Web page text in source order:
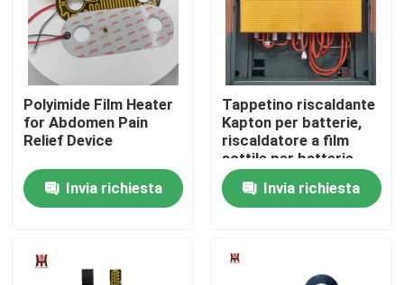
Giro della fabbrica
Controllo di qualità
Notizie
Richieda una citazione
Radiatore flessibile del film
Polyimide Film Heater
for Abdomen Pain
Relief Device
Invia richiesta
Tappetino riscaldante
Kapton per batterie,
riscaldatore a film
sottile per batterie,
soluzione di
riscaldamento
flessibile per batterie
Invia richiesta